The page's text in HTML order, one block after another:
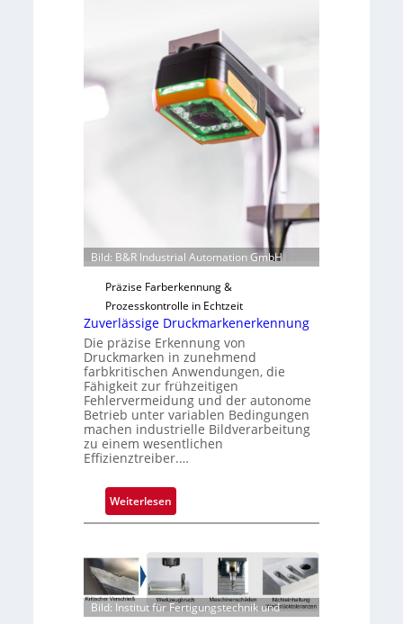
o
n
H
a
i
b
u
t
F
n
a
u
s
Bild: B&R Industrial Automation GmbH
Präzise Farberkennung &
Prozesskontrolle in Echtzeit
Zuverlässige Druckmarkenerkennung
Die präzise Erkennung von
Druckmarken in zunehmend
farbkritischen Anwendungen, die
Fähigkeit zur frühzeitigen
Fehlervermeidung und der autonome
Betrieb unter variablen Bedingungen
machen industrielle Bildverarbeitung
zu einem wesentlichen
Effizienztreiber.…
Weiterlesen:
Z
v
r
l
Bild: Institut für Fertigungstechnik und